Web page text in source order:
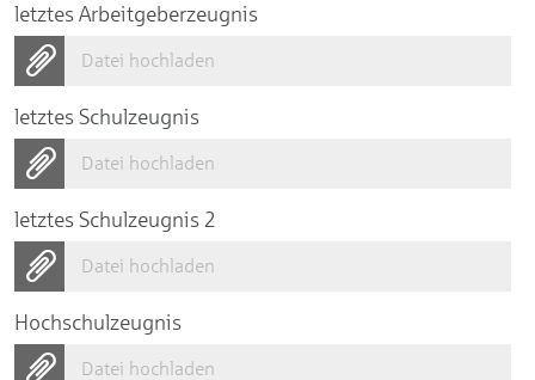
letztes Arbeitgeberzeugnis
Datei hochladen
letztes Schulzeugnis
Datei hochladen
letztes Schulzeugnis 2
Datei hochladen
Hochschulzeugnis
Datei hochladen